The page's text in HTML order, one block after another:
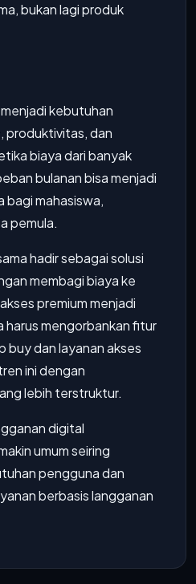
bukan lagi produk
kebutuhan
produktivitas, dan
biaya dari banyak
bulanan bisa menjadi
mahasiswa,
pemula.
hadir sebagai solusi
membagi biaya ke
premium menjadi
harus mengorbankan fitur
buy dan layanan akses
ini dengan
lebih terstruktur.
digital
umum seiring
pengguna dan
berbasis langganan